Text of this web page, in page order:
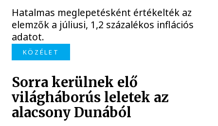
Hatalmas meglepetésként értékelték az
elemzők a júliusi, 1,2 százalékos inflációs
adatot.
KÖZÉLET
Sorra kerülnek elő
világháborús leletek az
alacsony Dunából